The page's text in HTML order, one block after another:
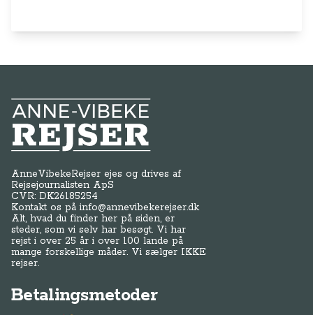
Anne-Vibeke Rejser
AnneVibekeRejser ejes og drives af
Rejsejournalisten ApS
CVR: DK26185254
Kontakt os påinfo@annevibekerejser.dk
Alt, hvad du finder her på siden, er
steder, som vi selv har besøgt. Vi har
rejst i over 25 år i over 100 lande på
mange forskellige måder. Vi sælger IKKE
rejser.
Betalingsmetoder